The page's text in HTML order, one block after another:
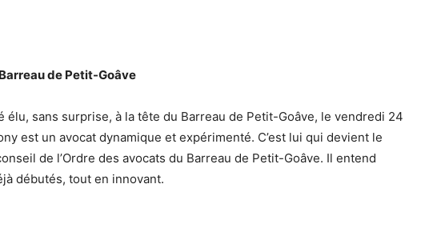
de Petit-Goâve
élu, sans surprise, à la tête du Barreau de Petit-Goâve, le vendredi 24
est un avocat dynamique et expérimenté. C’est lui qui devient le
de l’Ordre des avocats du Barreau de Petit-Goâve. Il entend
débutés, tout en innovant.